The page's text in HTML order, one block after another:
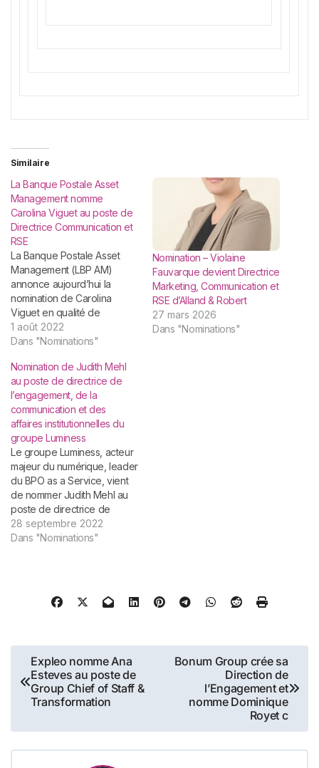
Similaire
La Banque Postale Asset
Management nomme
Carolina Viguet au poste de
Directrice Communication et
RSE
La Banque Postale Asset
Management (LBP AM)
annonce aujourd’hui la
nomination de Carolina
Viguet en qualité de
Directrice Communication et
RSE. Dans le cadre de ses
aura pour mission la
coordination de la
communication externe et
interne de LBP AM et de sa
filiale Tocqueville Finance.
Elle…
1 août 2022
Dans "Nominations"
Nomination – Violaine
Fauvarque devient Directrice
Marketing, Communication et
RSE d’Alland & Robert
27 mars 2026
Dans "Nominations"
Nomination de Judith Mehl
au poste de directrice de
l’engagement, de la
communication et des
affaires institutionnelles du
groupe Luminess
Le groupe Luminess, acteur
majeur du numérique, leader
du BPO as a Service, vient
de nommer Judith Mehl au
poste de directrice de
l'engagement, de la
communication et des
l’importance pour le groupe
de faire de la RSE un pilier
28 septembre 2022
Dans "Nominations"
Navigation
de
l’article
Expleo nomme Ana
Esteves au poste de
Group Chief of Staff &
Transformation
Bonum Group crée sa
Direction de
l’Engagement et
nomme Dominique
Royet c